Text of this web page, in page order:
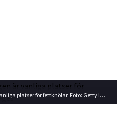
Underarmen och armbågen är vanliga platser för fettknölar. Foto: Getty Images